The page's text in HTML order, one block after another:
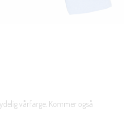
vårfarge. Kommer også